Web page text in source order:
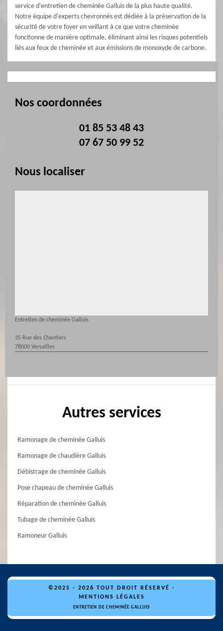
service d'entretien de cheminée Galluis de la plus haute qualité.
Notre équipe d'experts chevronnés est dédiée à la préservation de la
sécurité de votre foyer en veillant à ce que votre cheminée
fonctionne de manière optimale, éliminant ainsi les risques potentiels
liés aux feux de cheminée et aux émissions de monoxyde de carbone.
Nos coordonnées
01 85 53 48 43
07 67 50 99 52
Nous localiser
Entretien de cheminée Galluis
35 Rue des Chantiers
78000 Versailles
Autres services
Ramonage de cheminée Galluis
Ramonage de chaudière Galluis
Débistrage de cheminée Galluis
Pose chapeau de cheminée Galluis
Réparation de cheminée Galluis
Tubage de cheminée Galluis
Ramoneur Galluis
©2025 - 2026 TOUT DROIT RÉSERVÉ -
MENTIONS LÉGALES
ENTRETIEN DE CHEMINÉE GALLUIS